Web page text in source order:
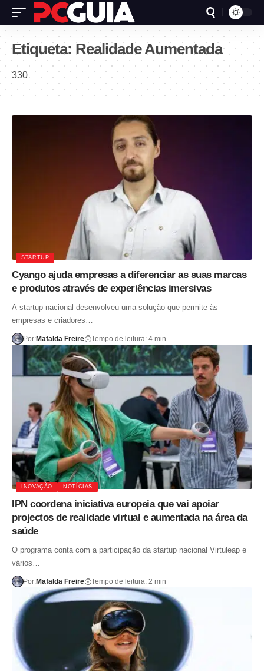
Etiqueta: Realidade Aumentada
330
STARTUP
Cyango ajuda empresas a diferenciar as suas marcas
e produtos através de experiências imersivas
A startup nacional desenvolveu uma solução que permite às
empresas e criadores…
Por:Mafalda Freire Tempo de leitura: 4 min
INOVAÇÃO NOTÍCIAS
IPN coordena iniciativa europeia que vai apoiar
projectos de realidade virtual e aumentada na área da
saúde
O programa conta com a participação da startup nacional Virtuleap e
vários…
Por:Mafalda Freire Tempo de leitura: 2 min